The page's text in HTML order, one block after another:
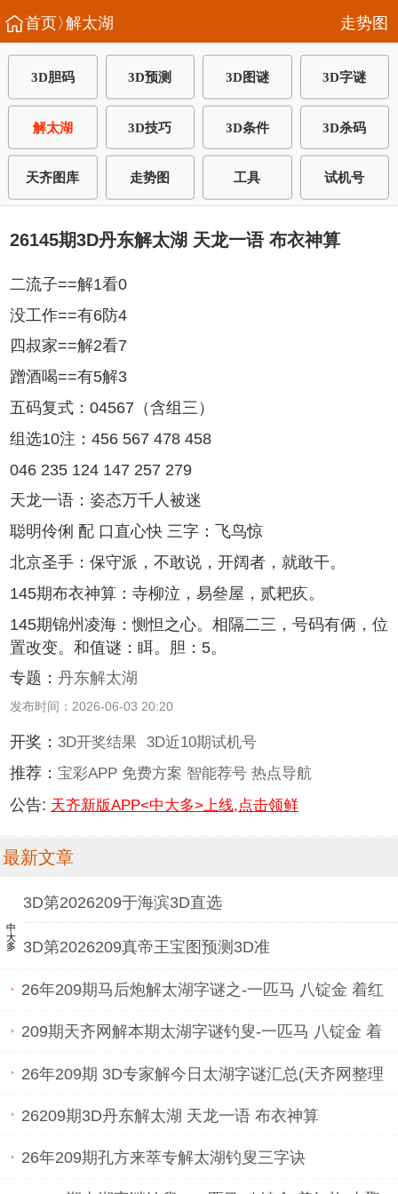
首页〉解太湖 走势图
3D胆码 3D预测 3D图谜 3D字谜
解太湖 3D技巧 3D条件 3D杀码
天齐图库 走势图 工具 试机号
26145期3D丹东解太湖 天龙一语 布衣神算
二流子==解1看0
没工作==有6防4
四叔家==解2看7
蹭酒喝==有5解3
五码复式：04567（含组三）
组选10注：456 567 478 458
046 235 124 147 257 279
天龙一语：姿态万千人被迷
聪明伶俐 配 口直心快 三字：飞鸟惊
北京圣手：保守派，不敢说，开阔者，就敢干。
145期布衣神算：寺柳泣，易叄屋，贰耙疚。
145期锦州凌海：恻怛之心。相隔二三，号码有俩，位
置改变。和值谜：眲。胆：5。
专题： 丹东解太湖
发布时间：2026-06-03 20:20
开奖： 3D开奖结果 3D近10期试机号
推荐： 宝彩APP 免费方案 智能荐号 热点导航
公告: 天齐新版APP<中大多>上线,点击领鲜
最新文章
中大多
3D第2026209于海滨3D直选
3D第2026209真帝王宝图预测3D准
26年209期马后炮解太湖字谜之-一匹马 八锭金 着红
袍 去娶亲
209期天齐网解本期太湖字谜钓叟-一匹马 八锭金 着
红袍 去娶亲
26年209期 3D专家解今日太湖字谜汇总(天齐网整理
汇总)
26209期3D丹东解太湖 天龙一语 布衣神算
26年209期孔方来萃专解太湖钓叟三字诀